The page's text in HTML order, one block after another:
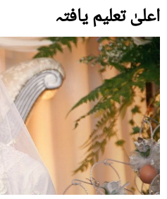
اعلیٰ تعلیم یافتہ